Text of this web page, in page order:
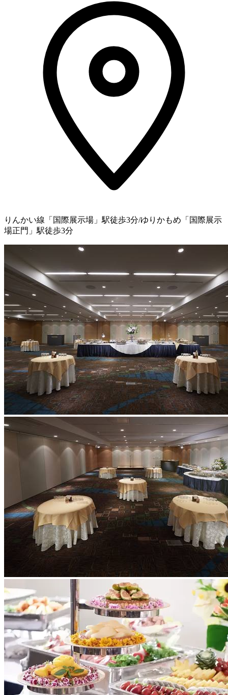
りんかい線「国際展示場」駅徒歩3分/ゆりかもめ「国際展示
場正門」駅徒歩3分